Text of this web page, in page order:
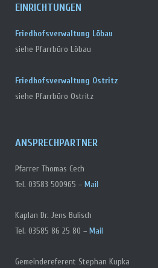
EINRICHTUNGEN
Friedhofsverwaltung Löbau
siehe Pfarrbüro Löbau
Friedhofsverwaltung Ostritz
siehe Pfarrbüro Ostritz
ANSPRECHPARTNER
Pfarrer Thomas Cech
Tel. 03583 500965 – Mail
Kaplan Dr. Jens Bulisch
Tel. 03585 86 25 80 – Mail
Gemeindereferent Stephan Kupka